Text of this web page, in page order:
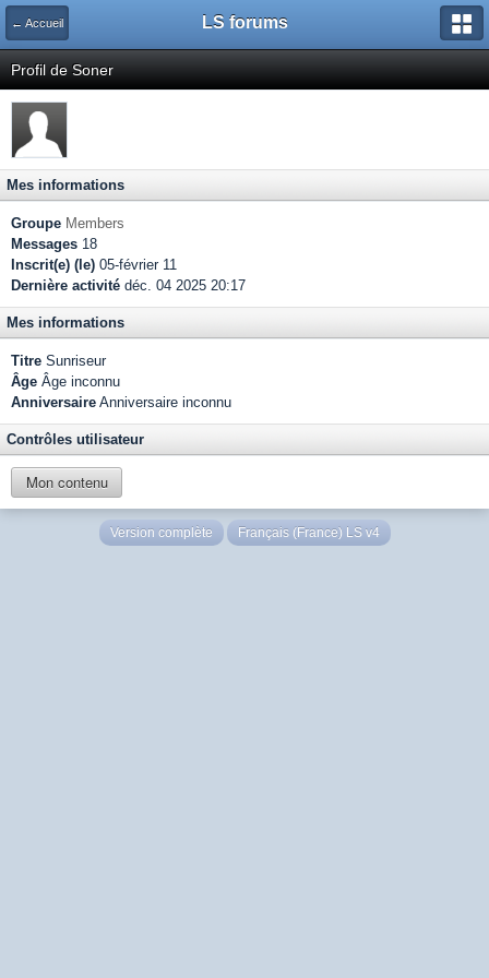
← Accueil LS forums
Profil de Soner
Mes informations
Groupe Members
Messages 18
Inscrit(e) (le) 05-février 11
Dernière activité déc. 04 2025 20:17
Mes informations
Titre Sunriseur
Âge Âge inconnu
Anniversaire Anniversaire inconnu
Contrôles utilisateur
Mon contenu
Version complète Français (France) LS v4